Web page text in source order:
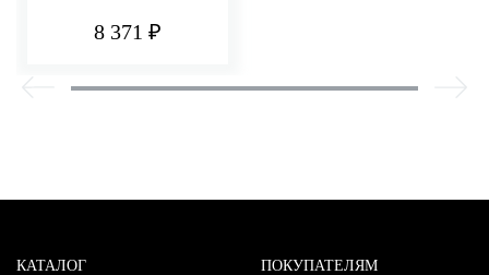
8 371 ₽
КАТАЛОГ ПОКУПАТЕЛЯМ